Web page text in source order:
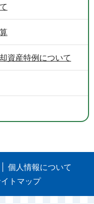
資産特例について
個人情報について
トマップ